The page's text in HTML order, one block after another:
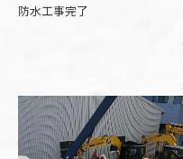
防水工事完了